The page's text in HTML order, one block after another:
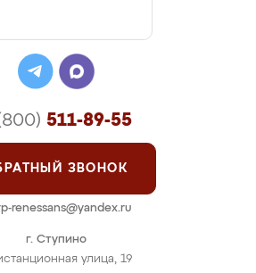
г. Ступино
улица, 19
511-89-55
ЗВОНОК
renessans@yandex.ru